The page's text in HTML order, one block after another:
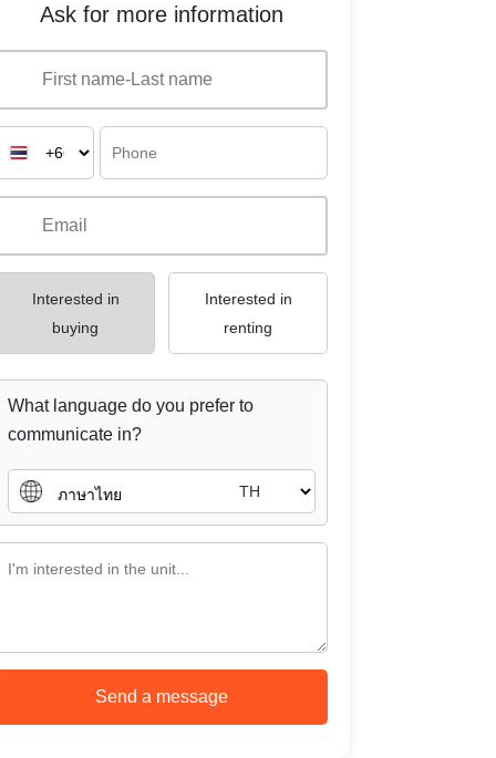
Ask for more information
Interested in
buying
Interested in
renting
What language do you prefer to
communicate in?
TH
Send a message